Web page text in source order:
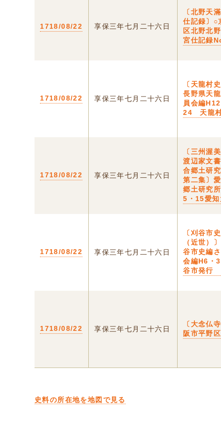
1718/08/22 享保三年七月二十六日
〔北野天
仕記録〕○
区北野北
宮仕記録
1718/08/22 享保三年七月二十六日
〔天龍村
長野県天
員会編
24 天龍
1718/08/22 享保三年七月二十六日
〔三州渥
渡辺家文
合郷土研
第二集〕
郷土研究
5・15愛
1718/08/22 享保三年七月二十六日
〔刈谷市
（近世）
谷市史編
会編H6
谷市発行
1718/08/22 享保三年七月二十六日
〔大念仏
阪市平野
史料の所在地を地図で見る